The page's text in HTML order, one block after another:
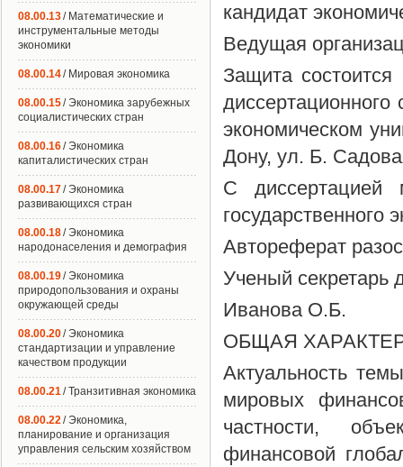
кандидат
Ведущая
Защита
экономическом
Дону, ул. Б.
С диссертацией
государственного
Автореферат
Ученый секретарь
Иванова О.Б.
ОБЩАЯ
Актуальность
мировых
частности,
финансовой
08.00.13/ Математические и
инструментальные методы
экономики
08.00.14/ Мировая экономика
08.00.15/ Экономика зарубежных
социалистических стран
08.00.16/ Экономика
капиталистических стран
08.00.17/ Экономика
развивающихся стран
08.00.18/ Экономика
народонаселения и демография
08.00.19/ Экономика
природопользования и охраны
окружающей среды
08.00.20/ Экономика
стандартизации и управление
качеством продукции
08.00.21/ Транзитивная экономика
08.00.22/ Экономика,
планирование и организация
управления сельским хозяйством